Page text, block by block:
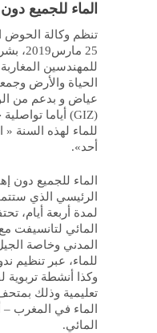
الماء للجميع دون
25
للمهندسين
الحياة والأرض
عياض و بدعم من
(
GIZ) أياما
للماء لهذه السنة «
أحد».
الماء للجميع دون
الرئيسي الذي
لمدة أربعة أيام،
المائي لتانسيفت
المدني وخاصة
للماء، عبر تنظيم
وكذا أنشطة تربوية
تعليمية وذلك
الماء في المغرب
المائي.